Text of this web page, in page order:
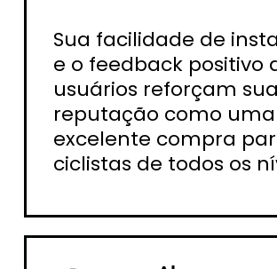
Sua facilidade de
e o feedback positivo
usuários reforçam sua
reputação como uma
excelente compra
ciclistas de todos os